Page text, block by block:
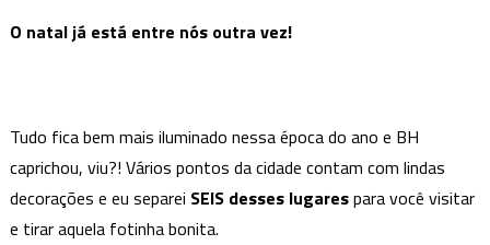
lugares
natal
em
BH;
confira
O natal já está entre nós outra vez!
Tudo fica bem mais iluminado nessa época do ano e BH
caprichou, viu?! Vários pontos da cidade contam com lindas
decorações e eu separei SEIS desses lugarespara você visitar
e tirar aquela fotinha bonita.